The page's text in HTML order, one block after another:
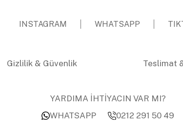
INSTAGRAM WHATSAPP
Gizlilik & Güvenlik Teslimat
YARDIMA İHTİYACIN VAR MI?
WHATSAPP
0212 291 50 49